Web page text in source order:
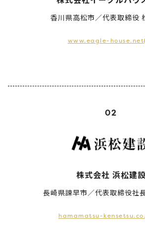
香川県高松市／代表取締役
www.eagle-house.net
02
株式会社 浜松建
長崎県諫早市／代表取締役社
hamamatsu-